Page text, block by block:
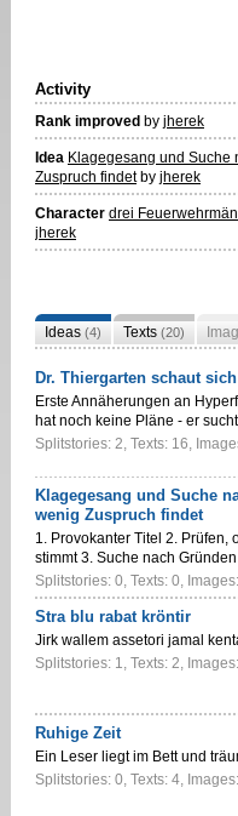
Activity
Rank improved by jherek
Idea Klagegesang und Suche
Zuspruch findetby jherek
Character drei
jherek
Ideas (4) Texts (20)
Dr. Thiergarten schaut
Erste Annäherungen an
hat noch keine Pläne - er
Splitstories: 2, Texts: 16,
Klagegesang und Suche
wenig Zuspruch findet
1. Provokanter Titel 2. Prüfen,
stimmt 3. Suche nach
Splitstories: 0, Texts: 0,
Stra blu rabat kröntir
Jirk wallem assetori jamal
Splitstories: 1, Texts: 2,
Ruhige Zeit
Ein Leser liegt im Bett und
Splitstories: 0, Texts: 4,